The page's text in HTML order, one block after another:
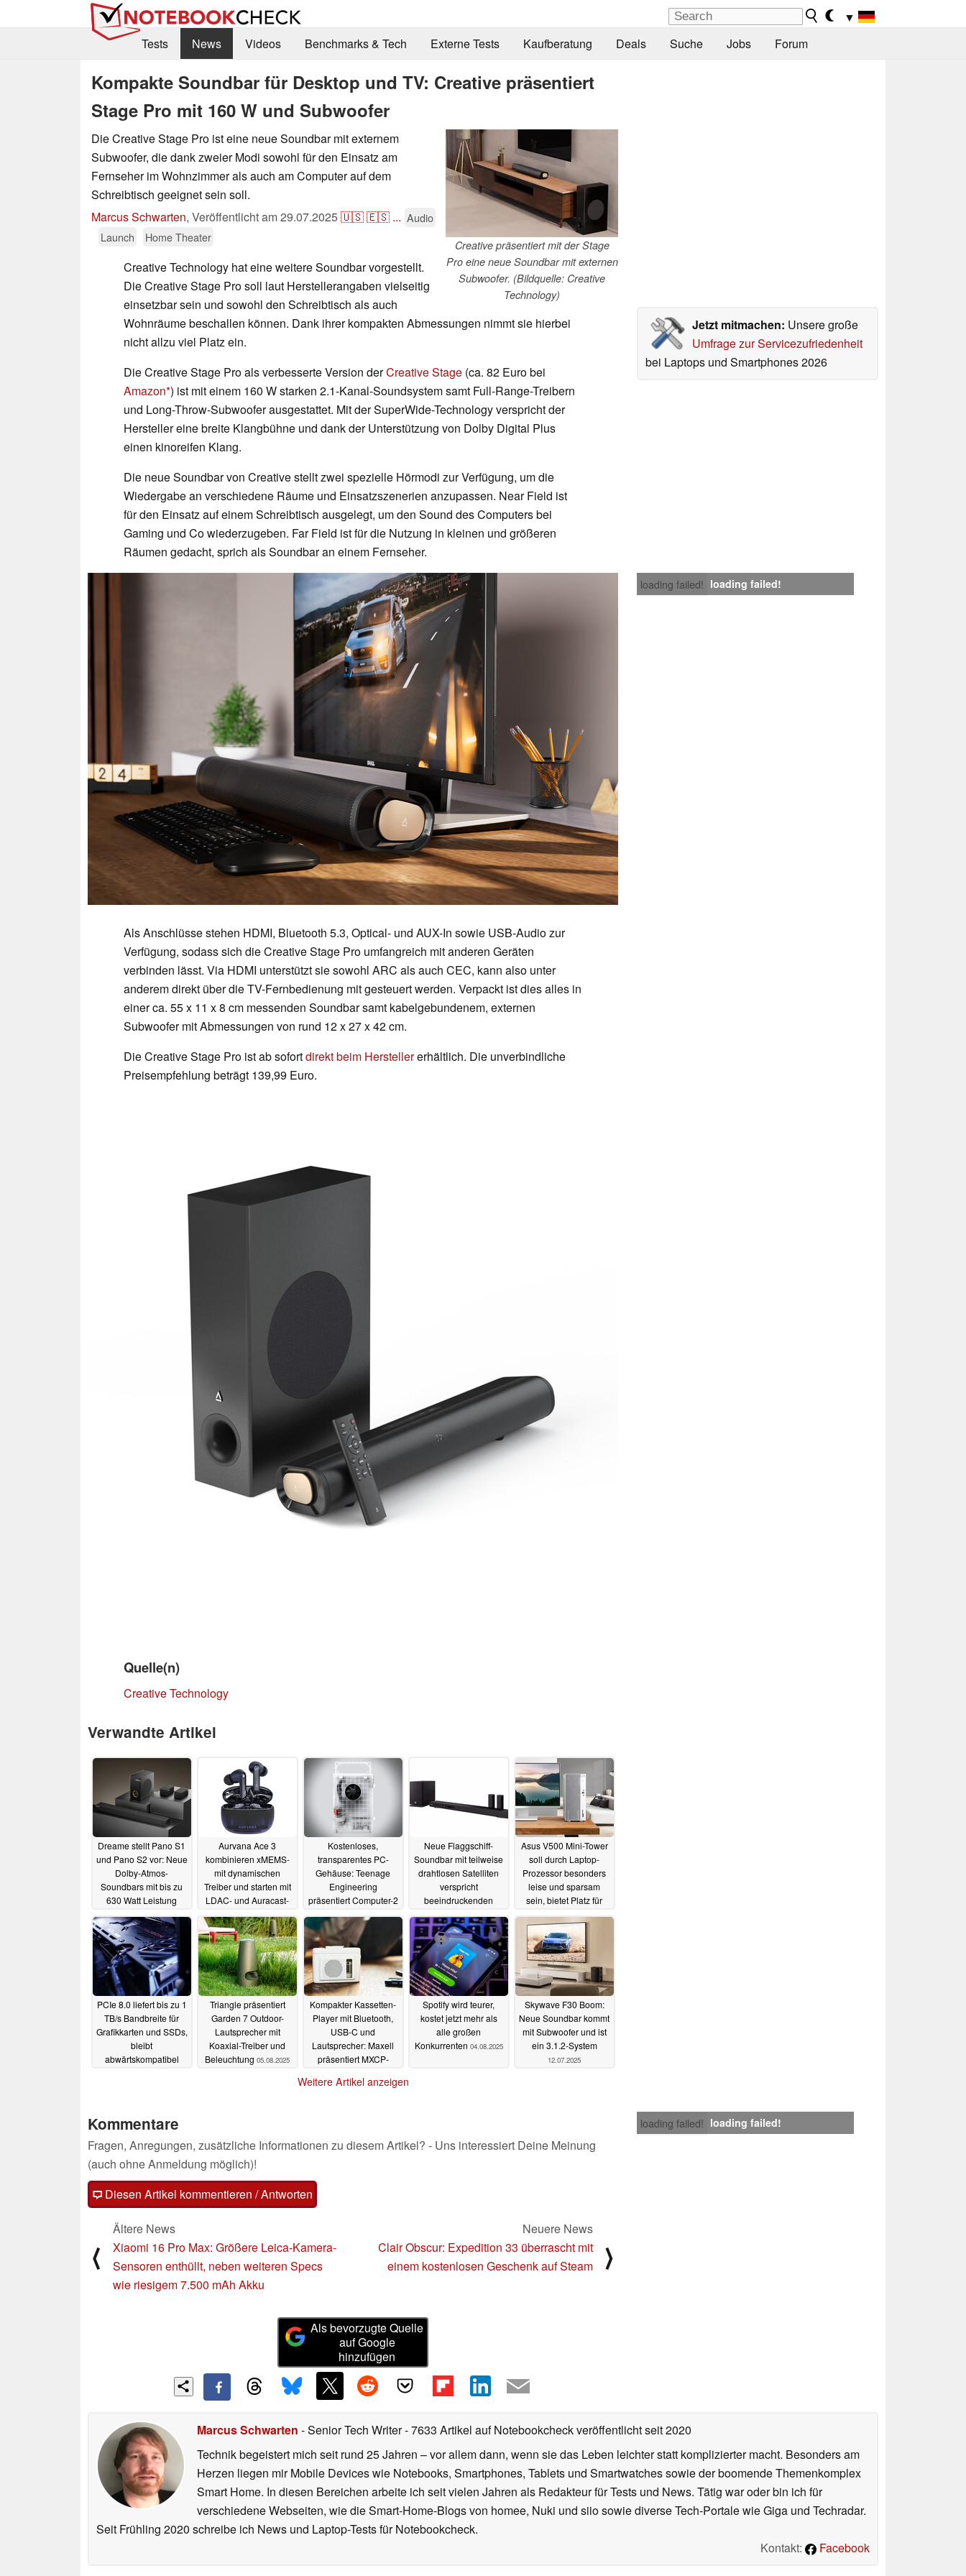
▼
Tests
News Videos Benchmarks & Tech Externe Tests Kaufberatung Deals Suche Jobs Forum
Kompakte Soundbar für Desktop und TV: Creative präsentiert
Stage Pro mit 160 W und Subwoofer
Creative präsentiert mit der Stage
Pro eine neue Soundbar mit externen
Subwoofer. (Bildquelle: Creative
Technology)
Die Creative Stage Pro ist eine neue Soundbar mit externem
Subwoofer, die dank zweier Modi sowohl für den Einsatz am
Fernseher im Wohnzimmer als auch am Computer auf dem
Schreibtisch geeignet sein soll.
Marcus Schwarten, Veröffentlicht am29.07.2025🇺🇸🇪🇸 ... Audio
Launch
Home Theater
Jetzt mitmachen: Unsere große
Umfrage zur Servicezufriedenheit
bei Laptops und Smartphones 2026
Creative Technology hat eine weitere Soundbar vorgestellt.
Die Creative Stage Pro soll laut Herstellerangaben vielseitig
einsetzbar sein und sowohl den Schreibtisch als auch
Wohnräume beschallen können. Dank ihrer kompakten Abmessungen nimmt sie hierbei
nicht allzu viel Platz ein.
Die Creative Stage Pro als verbesserte Version derCreative Stage (ca. 82 Euro bei
Amazon ) ist mit einem 160 W starken 2.1-Kanal-Soundsystem samt Full-Range-Treibern
und Long-Throw-Subwoofer ausgestattet. Mit der SuperWide-Technology verspricht der
Hersteller eine breite Klangbühne und dank der Unterstützung von Dolby Digital Plus
einen kinoreifen Klang.
Die neue Soundbar von Creative stellt zwei spezielle Hörmodi zur Verfügung, um die
Wiedergabe an verschiedene Räume und Einsatzszenerien anzupassen. Near Field ist
für den Einsatz auf einem Schreibtisch ausgelegt, um den Sound des Computers bei
Gaming und Co wiederzugeben. Far Field ist für die Nutzung in kleinen und größeren
Räumen gedacht, sprich als Soundbar an einem Fernseher.
loading failed! loading failed!
Als Anschlüsse stehen HDMI, Bluetooth 5.3, Optical- und AUX-In sowie USB-Audio zur
Verfügung, sodass sich die Creative Stage Pro umfangreich mit anderen Geräten
verbinden lässt. Via HDMI unterstützt sie sowohl ARC als auch CEC, kann also unter
anderem direkt über die TV-Fernbedienung mit gesteuert werden. Verpackt ist dies alles in
einer ca. 55 x 11 x 8 cm messenden Soundbar samt kabelgebundenem, externen
Subwoofer mit Abmessungen von rund 12 x 27 x 42 cm.
Die Creative Stage Pro ist ab sofortdirekt beim Herstellererhältlich. Die unverbindliche
Preisempfehlung beträgt 139,99 Euro.
Quelle(n)
Creative Technology
Verwandte Artikel
Dreame stellt Pano S1
und Pano S2 vor: Neue
Dolby-Atmos-
Soundbars mit bis zu
630 Watt Leistung
28.10.2025
Aurvana Ace 3
kombinieren xMEMS-
mit dynamischen
Treiber und starten mit
LDAC- und Auracast-
02.10.2025
Kostenloses,
transparentes PC-
Gehäuse: Teenage
Engineering
präsentiert Computer-2
14.08.2025
Neue Flaggschiff-
Soundbar mit teilweise
drahtlosen Satelliten
verspricht
beeindruckenden
09.08.2025
Asus V500 Mini-Tower
soll durch Laptop-
Prozessor besonders
leise und sparsam
sein, bietet Platz für
06.08.2025
PCIe 8.0 liefert bis zu 1
TB/s Bandbreite für
Grafikkarten und SSDs,
bleibt
abwärtskompatibel
Triangle präsentiert
Garden 7 Outdoor-
Lautsprecher mit
Koaxial-Treiber und
Beleuchtung 05.08.2025
Kompakter Kassetten-
Player mit Bluetooth,
USB-C und
Lautsprecher: Maxell
präsentiert MXCP-
Spotify wird teurer,
kostet jetzt mehr als
alle großen
Konkurrenten 04.08.2025
Skywave F30 Boom:
Neue Soundbar kommt
mit Subwoofer und ist
ein 3.1.2-System
12.07.2025
Weitere Artikel anzeigen
loading failed! loading failed!
Kommentare
Fragen, Anregungen, zusätzliche Informationen zu diesem Artikel? - Uns interessiert Deine Meinung
(auch ohne Anmeldung möglich)!
Diesen Artikel kommentieren / Antworten
⟨
Ältere News
Xiaomi 16 Pro Max: Größere Leica-Kamera-
Sensoren enthüllt, neben weiteren Specs
wie riesigem 7.500 mAh Akku
Neuere News
Clair Obscur: Expedition 33 überrascht mit
einem kostenlosen Geschenk auf Steam
⟩
Als bevorzugte Quelle
auf Google
hinzufügen
Marcus Schwarten - Senior Tech Writer- 7633 Artikel auf Notebookcheck veröffentlichtseit 2020
Technik begeistert mich seit rund 25 Jahren – vor allem dann, wenn sie das Leben leichter statt komplizierter macht. Besonders am
Herzen liegen mir Mobile Devices wie Notebooks, Smartphones, Tablets und Smartwatches sowie der boomende Themenkomplex
Smart Home. In diesen Bereichen arbeite ich seit vielen Jahren als Redakteur für Tests und News. Tätig war oder bin ich für
verschiedene Webseiten, wie die Smart-Home-Blogs von homee, Nuki und siio sowie diverse Tech-Portale wie Giga und Techradar.
Seit Frühling 2020 schreibe ich News und Laptop-Tests für Notebookcheck.
Kontakt:
Facebook